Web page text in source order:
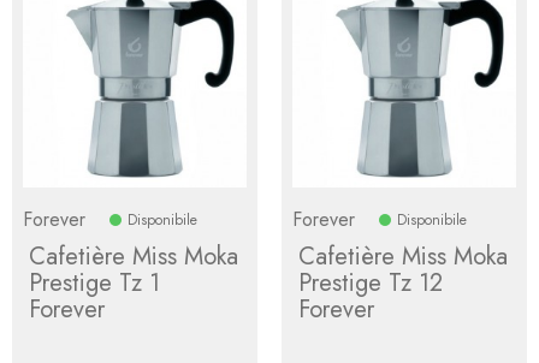
Forever Disponibile
Cafetière Miss Moka
Prestige Tz 1
Forever
Forever Disponibile
Cafetière Miss Moka
Prestige Tz 12
Forever